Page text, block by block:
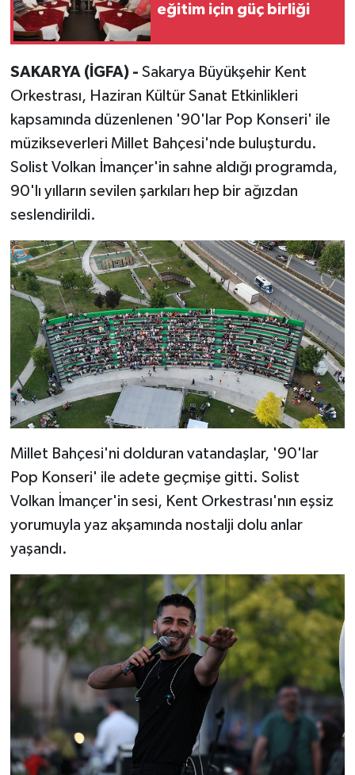
eğitim için güç birliği
SAKARYA (İGFA) - Sakarya Büyükşehir Kent
Orkestrası, Haziran Kültür Sanat Etkinlikleri
kapsamında düzenlenen '90'lar Pop Konseri' ile
müzikseverleri Millet Bahçesi'nde buluşturdu.
Solist Volkan İmançer'in sahne aldığı programda,
90'lı yılların sevilen şarkıları hep bir ağızdan
seslendirildi.
Millet Bahçesi'ni dolduran vatandaşlar, '90'lar
Pop Konseri' ile adete geçmişe gitti. Solist
Volkan İmançer'in sesi, Kent Orkestrası'nın eşsiz
yorumuyla yaz akşamında nostalji dolu anlar
yaşandı.